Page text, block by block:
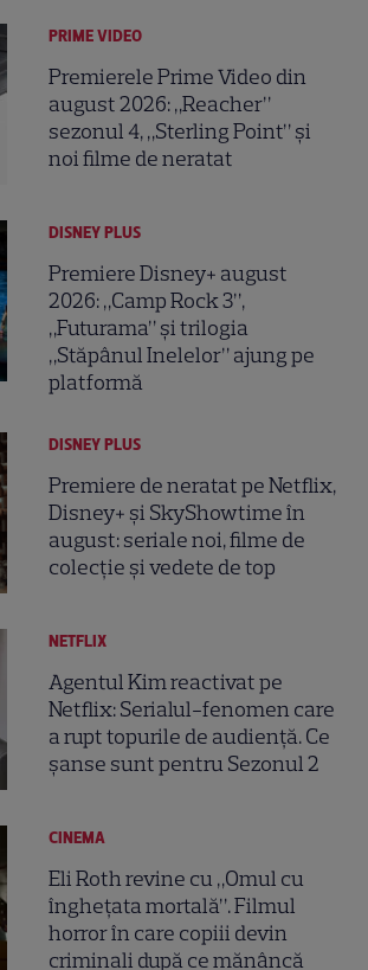
PRIME VIDEO
Premierele Prime Video din
august 2026: „Reacher”
sezonul 4, „Sterling Point” și
noi filme de neratat
DISNEY PLUS
Premiere Disney+ august
2026: „Camp Rock 3”,
„Futurama” și trilogia
„Stăpânul Inelelor” ajung pe
platformă
DISNEY PLUS
Premiere de neratat pe Netflix,
Disney+ și SkyShowtime în
august: seriale noi, filme de
colecție și vedete de top
NETFLIX
Agentul Kim reactivat pe
Netflix: Serialul-fenomen care
a rupt topurile de audiență. Ce
șanse sunt pentru Sezonul 2
CINEMA
Eli Roth revine cu „Omul cu
înghețata mortală”. Filmul
horror în care copiii devin
criminali după ce mănâncă